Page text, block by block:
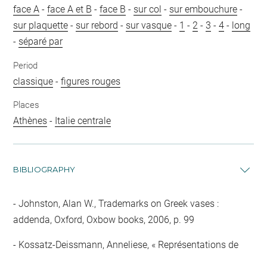
face A -face A et B -face B - sur col - sur embouchure -
sur plaquette - sur rebord - sur vasque - 1 - 2 -3 -4 - long
- séparé par
Period
classique -figures rouges
Places
Athènes - Italie centrale
BIBLIOGRAPHY
Johnston, Alan W., Trademarks on Greek vases :
addenda, Oxford, Oxbow books, 2006, p. 99
Kossatz-Deissmann, Anneliese, « Représentations de